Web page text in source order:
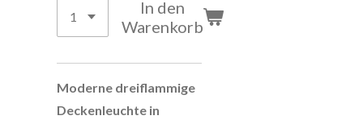
In den
Warenkorb
Moderne dreiflammige
Deckenleuchte in